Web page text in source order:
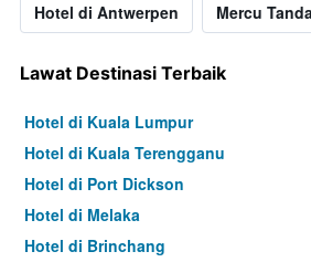
Hotel di Antwerpen Mercu
Lawat Destinasi Terbaik
Hotel di Kuala Lumpur
Hotel di Kuala Terengganu
Hotel di Port Dickson
Hotel di Melaka
Hotel di Brinchang